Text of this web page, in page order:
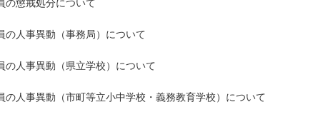
懲戒処分について
事異動（事務局）について
事異動（県立学校）について
事異動（市町等立小中学校・義務教育学校）について